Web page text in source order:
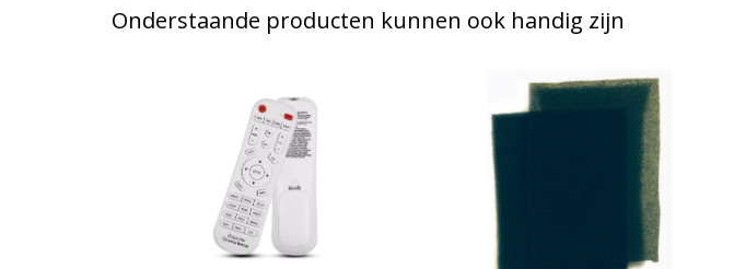
Onderstaande producten kunnen ook handig zijn